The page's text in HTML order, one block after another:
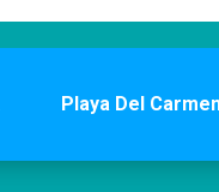
Playa Del